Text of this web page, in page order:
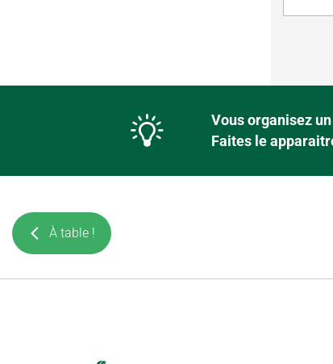
Vous organisez
Faites le
À table !